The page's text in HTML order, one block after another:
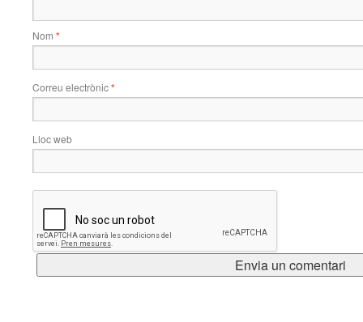
Nom *
Correu electrònic*
Lloc web